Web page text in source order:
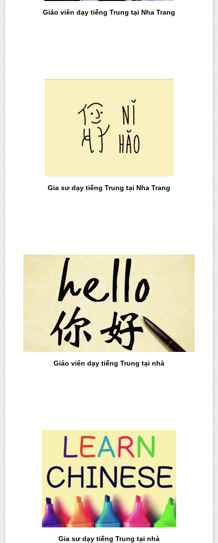
Giáo viên dạy tiếng Trung tại Nha Trang
Gia sư dạy tiếng Trung tại Nha Trang
Giáo viên dạy tiếng Trung tại nhà
Gia sư dạy tiếng Trung tại nhà